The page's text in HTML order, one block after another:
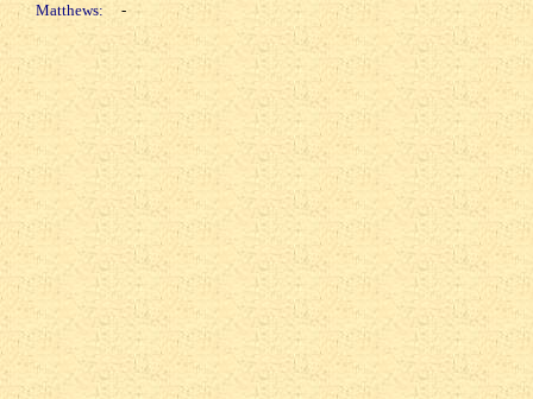
Matthews: -